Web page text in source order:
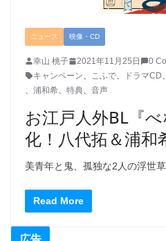
ニュース 映像・CD
幸山 桃子 2021年11月25日
0
キャンペーン、 こふで、 ドラマCD、
、 浦和希、 特典、 音声
お江戸人外BL『
化！八代拓＆浦和
美青年と鬼、孤独な2人の浮世草
Read More